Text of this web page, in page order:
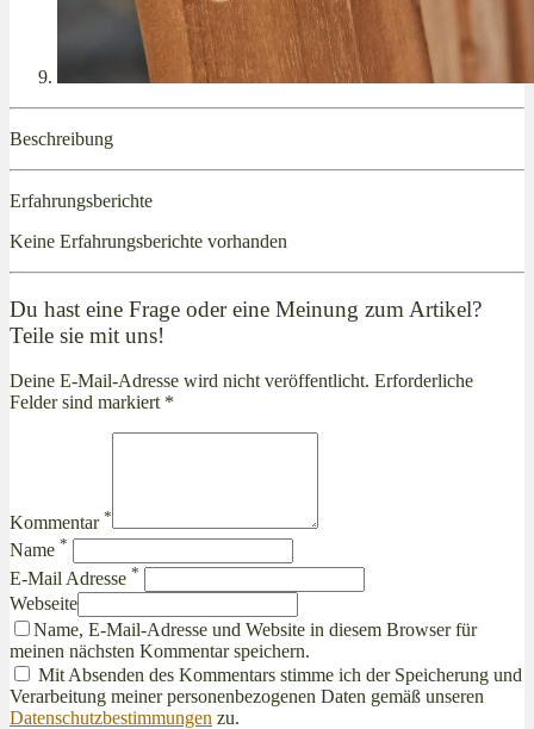
Beschreibung
Erfahrungsberichte
Keine Erfahrungsberichte vorhanden
Du hast eine Frage oder eine Meinung zum Artikel?
Teile sie mit uns!
Deine E-Mail-Adresse wird nicht veröffentlicht. Erforderliche
Felder sind markiert *
Kommentar *
Name *
E-Mail Adresse *
Webseite
Name, E-Mail-Adresse und Website in diesem Browser für
meinen nächsten Kommentar speichern.
Mit Absenden des Kommentars stimme ich der Speicherung und
Verarbeitung meiner personenbezogenen Daten gemäß unseren
Datenschutzbestimmungen zu.